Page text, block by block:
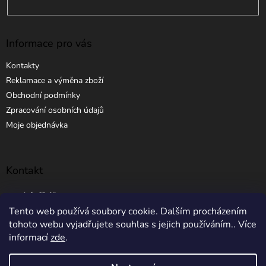
Tento web používá soubory cookie. Dalším procházením
tohoto webu vyjadřujete souhlas s jejich používáním.. Více
informacízde.
Informace pro vás
Kontakty
Reklamace a výměna zboží
Obchodní podmínky
Zpracování osobních údajů
Moje objednávka
Kontakt
info @ elibros.cz
+420 734 184 444